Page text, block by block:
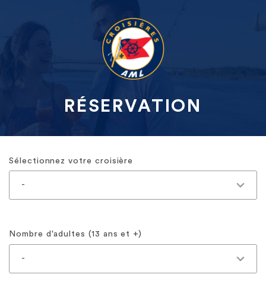
RÉSERVATION
Sélectionnez votre croisière
Nombre d'adultes (13 ans et +)